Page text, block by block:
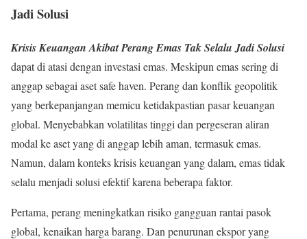
Jadi Solusi
Krisis Keuangan Akibat Perang Emas Tak Selalu Jadi Solusi
dapat di atasi dengan investasi emas. Meskipun emas sering di
anggap sebagai aset safe haven. Perang dan konflik geopolitik
yang berkepanjangan memicu ketidakpastian pasar keuangan
global. Menyebabkan volatilitas tinggi dan pergeseran aliran
modal ke aset yang di anggap lebih aman, termasuk emas.
Namun, dalam konteks krisis keuangan yang dalam, emas tidak
selalu menjadi solusi efektif karena beberapa faktor.
Pertama, perang meningkatkan risiko gangguan rantai pasok
global, kenaikan harga barang. Dan penurunan ekspor yang